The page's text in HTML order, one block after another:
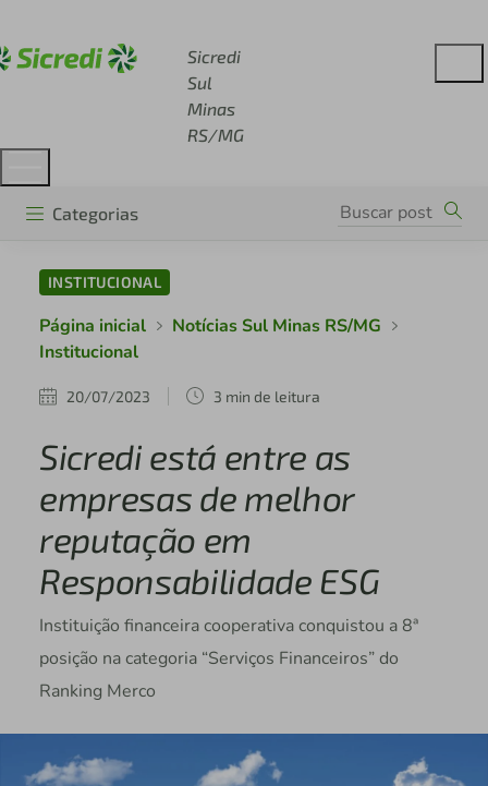
Sicredi
Sul
Minas
RS/MG
Categorias
INSTITUCIONAL
Página inicial
Notícias Sul Minas RS/MG
Institucional
20/07/2023 3 min de leitura
Sicredi está entre as
empresas de melhor
reputação em
Responsabilidade ESG
Instituição financeira cooperativa conquistou a 8ª
posição na categoria “Serviços Financeiros” do
Ranking Merco